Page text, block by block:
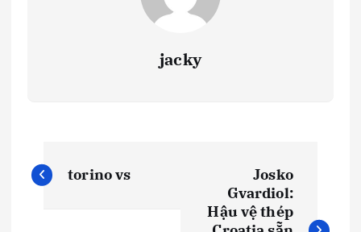
jacky
Đ
i
torino vs
Josko
Gvardiol:
Hậu vệ thép